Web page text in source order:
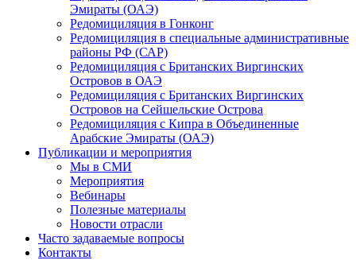
Эмираты (ОАЭ)
Редомициляция в Гонконг
Редомициляция в специальные административные
районы РФ (САР)
Редомициляция с Британских Виргинских
Островов в ОАЭ
Редомициляция с Британских Виргинских
Островов на Сейшельские Острова
Редомициляция с Кипра в Объединенные
Арабские Эмираты (ОАЭ)
Публикации и мероприятия
Мы в СМИ
Мероприятия
Вебинары
Полезные материалы
Новости отрасли
Часто задаваемые вопросы
Контакты